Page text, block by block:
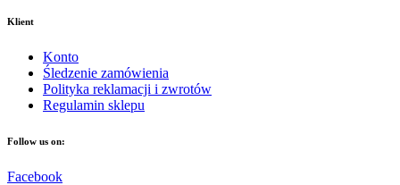
Klient
Konto
Śledzenie zamówienia
Polityka reklamacji i zwrotów
Regulamin sklepu
Follow us on:
Facebook